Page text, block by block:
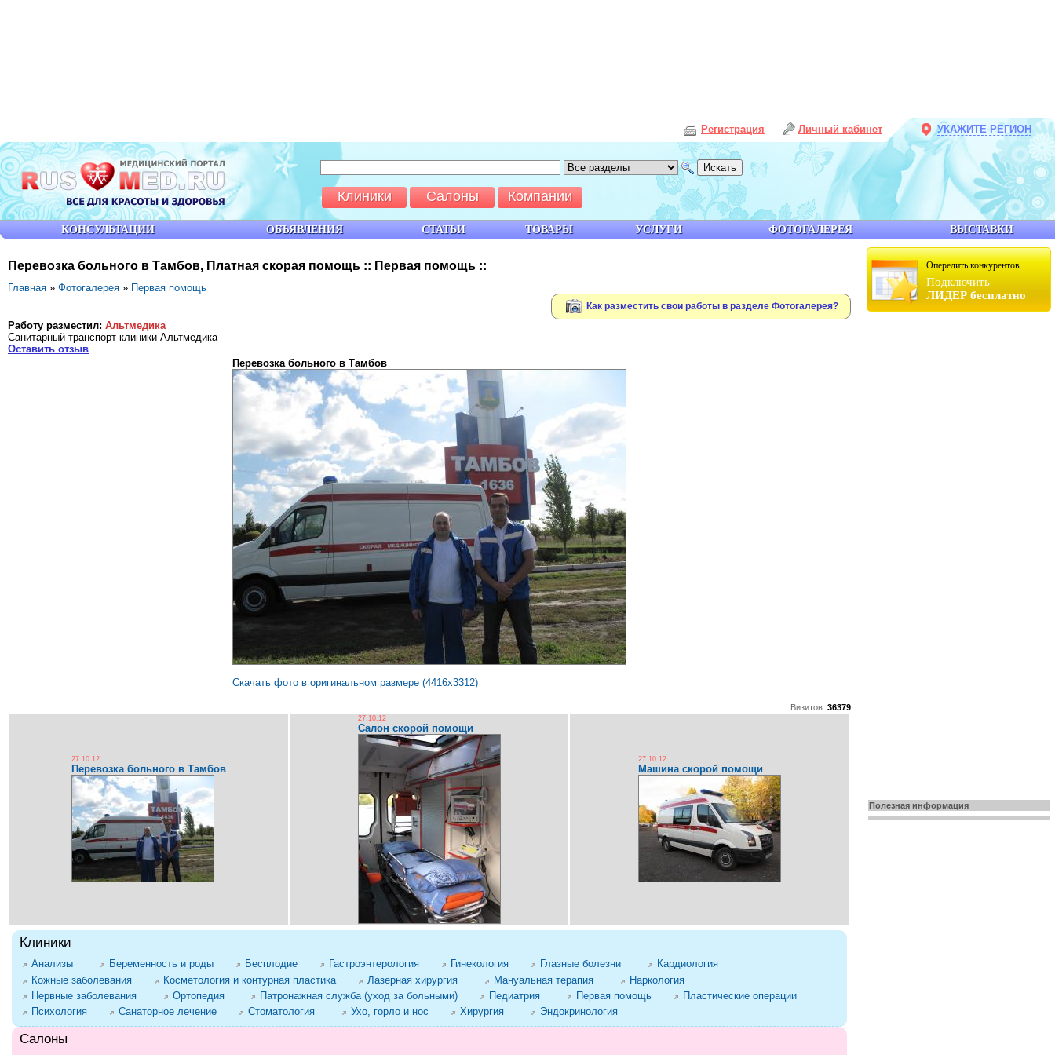
Опередить конкурентов
Подключить
ЛИДЕР бесплатно
Полезная информация
Перевозка больного в Тамбов, Платная скорая помощь :: Первая помощь ::
Главная » Фотогалерея » Первая помощь
Как разместить свои работы в разделе Фотогалерея?
Работу разместил: Альтмедика
Санитарный транспорт клиники Альтмедика
Оставить отзыв
Перевозка больного в Тамбов
Скачать фото в оригинальном размере (4416x3312)
Визитов: 36379
27.10.12
Перевозка больного в Тамбов
27.10.12
Салон скорой помощи
27.10.12
Машина скорой помощи
Клиники
Анализы Беременность и роды Бесплодие Гастроэнтерология Гинекология Глазные болезни
Кардиология
Кожные заболевания
Косметология и контурная пластика Лазерная хирургия Мануальная терапия
Наркология
Нервные заболевания
Ортопедия Патронажная служба (уход за больными) Педиатрия Первая помощь
Пластические операции
Психология
Санаторное лечение Стоматология Ухо, горло и нос Хирургия Эндокринология
Салоны
КОНСУЛЬТАЦИИ ОБЪЯВЛЕНИЯ СТАТЬИ ТОВАРЫ УСЛУГИ ФОТОГАЛЕРЕЯ ВЫСТАВКИ
Клиники Салоны Компании
Личный кабинет
Регистрация УКАЖИТЕ РЕГИОН